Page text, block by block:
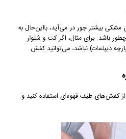
بیشتر جور در می‌آید، بااین‌حال به
باشد. برای مثال، اگر کت‌ و شلوار
دیپلمات) نباشد، می‌توانید کفش
کفش‌های طیف قهوه‌ای استفاده کنید و